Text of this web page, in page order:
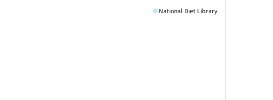
National Diet Library